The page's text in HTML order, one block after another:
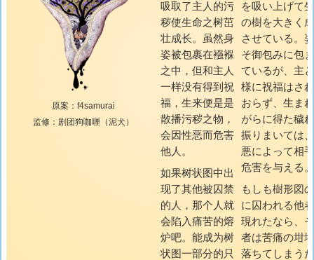
原案：f4samurai
监修：剧团狗咖喱（泥犬）
吸取了主人的污
秽使生命之树茁
壮成长。虽然身
姿被包裹在襁褓
之中，但和主人
一样没有得到祝
福，生来便是是
散播污秽之物，
会因性恶而危害
他人。
如果树状图中出
现了其他被囚禁
的人，那个人就
会陷入痛苦的熔
炉吧。能成为树
状图一部分的只
を吸い上げて
の樹を大きく
させている。
そ御包みに包
ているが、主
様に祝福はさ
おらず、生ま
がらに得た穢
振りまいては
悪によって相
危害を与える。
もしも樹形図
に囚われる他
現れたなら、
者は苦痛の坩
落ちてしまう